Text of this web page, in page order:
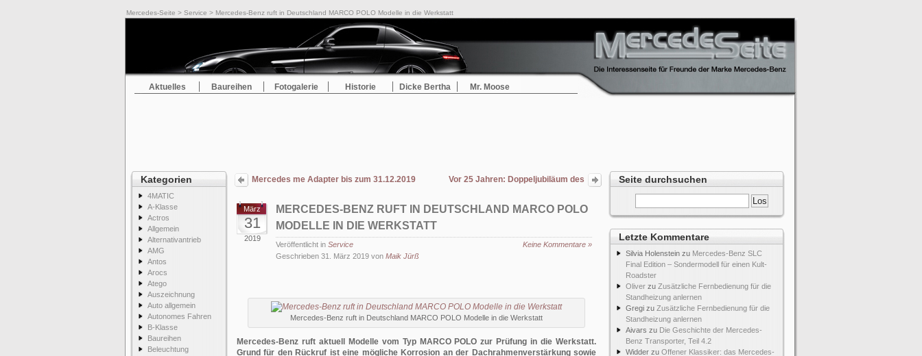
Mercedes-Seite > Service > Mercedes-Benz ruft in Deutschland MARCO POLO Modelle in die Werkstatt
Aktuelles Baureihen Fotogalerie Historie Dicke Bertha Mr. Moose
Kategorien
4MATIC
A-Klasse
Actros
Allgemein
Alternativantrieb
AMG
Antos
Arocs
Atego
Auszeichnung
Auto allgemein
Autonomes Fahren
B-Klasse
Baureihen
Beleuchtung
Seite durchsuchen
Letzte Kommentare
Silvia Holenstein zu Mercedes-Benz SLC
Final Edition – Sondermodell für einen Kult-
Roadster
Oliver zu Zusätzliche Fernbedienung für die
Standheizung anlernen
Gregi zu Zusätzliche Fernbedienung für die
Standheizung anlernen
Aivars zu Die Geschichte der Mercedes-
Benz Transporter, Teil 4.2
Widder zu Offener Klassiker: das Mercedes-
Mercedes me Adapter bis zum 31.12.2019 kostenlos erhältlichVor 25 Jahren: Doppeljubiläum des
März
31
2019
MERCEDES-BENZ RUFT IN DEUTSCHLAND MARCO POLO
MODELLE IN DIE WERKSTATT
Veröffentlicht in Service
Keine Kommentare »
Geschrieben 31. März 2019 von Maik Jürß
Mercedes-Benz ruft in Deutschland MARCO POLO Modelle in die Werkstatt
Mercedes-Benz ruft aktuell Modelle vom Typ MARCO POLO zur Prüfung in die Werkstatt.
Grund für den Rückruf ist eine mögliche Korrosion an der Dachrahmenverstärkung sowie